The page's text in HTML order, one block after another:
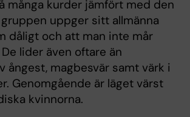
många kurder jämfört med den
uppger sitt allmänna
dåligt och att man inte mår
lider även oftare än
ångest, magbesvär samt värk i
Genomgående är läget värst
kvinnorna.